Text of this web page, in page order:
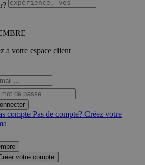
a votre espace client
Pas de compte? Créez votre
votre compte